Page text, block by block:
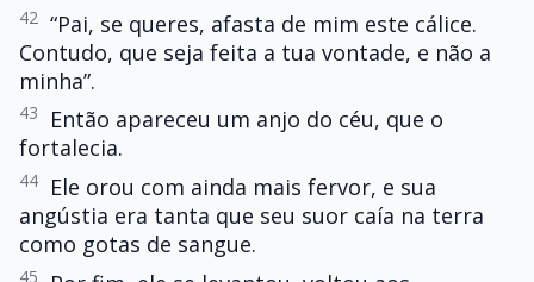
42 “Pai, se queres, afasta de mim este cálice.
Contudo, que seja feita a tua vontade, e não a
minha”.
43
Então apareceu um anjo do céu, que o
fortalecia.
44
Ele orou com ainda mais fervor, e sua
angústia era tanta que seu suor caía na terra
como gotas de sangue.
45